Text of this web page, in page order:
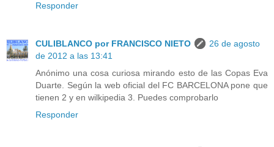
Responder
CULIBLANCO por FRANCISCO NIETO
26 de agosto
de 2012 a las 13:41
Anónimo una cosa curiosa mirando esto de las Copas Eva
Duarte. Según la web oficial del FC BARCELONA pone que
tienen 2 y en wilkipedia 3. Puedes comprobarlo
Responder